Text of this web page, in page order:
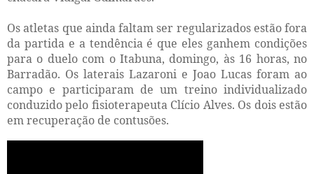
Os atletas que ainda faltam ser regularizados estão fora
da partida e a tendência é que eles ganhem condições
para o duelo com o Itabuna, domingo, às 16 horas, no
Barradão. Os laterais Lazaroni e Joao Lucas foram ao
campo e participaram de um treino individualizado
conduzido pelo fisioterapeuta Clício Alves. Os dois estão
em recuperação de contusões.